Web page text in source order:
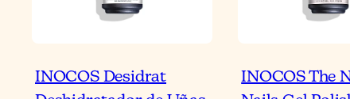
INOCOS Desidrat
INOCOS The